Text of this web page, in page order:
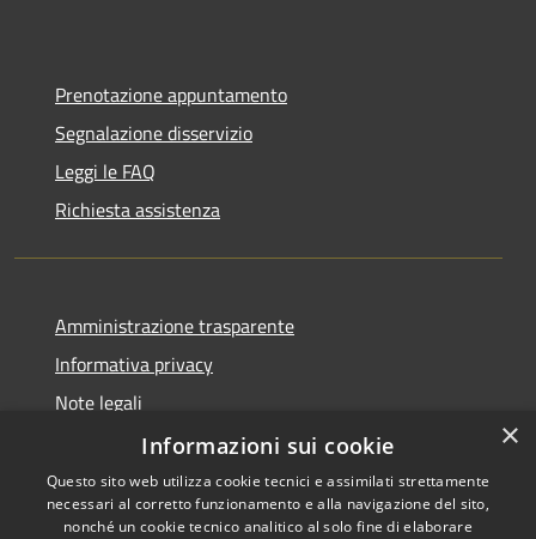
Prenotazione appuntamento
Segnalazione disservizio
Leggi le FAQ
Richiesta assistenza
Amministrazione trasparente
Informativa privacy
Note legali
Dichiarazione di accessibilità
×
Informazioni sui cookie
Questo sito web utilizza cookie tecnici e assimilati strettamente
necessari al corretto funzionamento e alla navigazione del sito,
nonché un cookie tecnico analitico al solo fine di elaborare